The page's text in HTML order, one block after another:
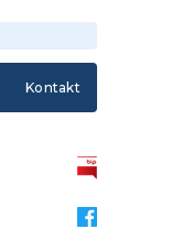
Kontakt